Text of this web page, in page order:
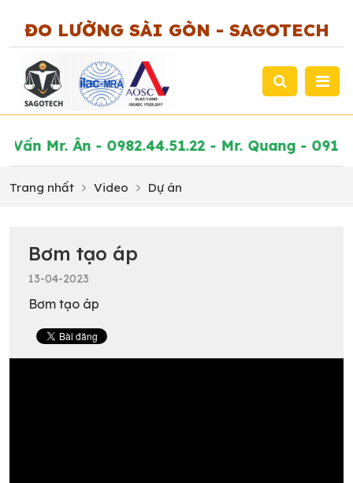
ĐO LƯỜNG SÀI GÒN - SAGOTECH
Vấn Mr. Ân - 0982.44.51.22 - Mr. Quang -
Trang nhất Video Dự án
Bơm tạo áp
13-04-2023
Bơm tạo áp